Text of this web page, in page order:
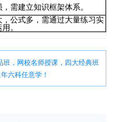
需建立知识框架体系。
公式多，需通过大量练习实
。
，网校名师授课，四大经典班
六科任意学！